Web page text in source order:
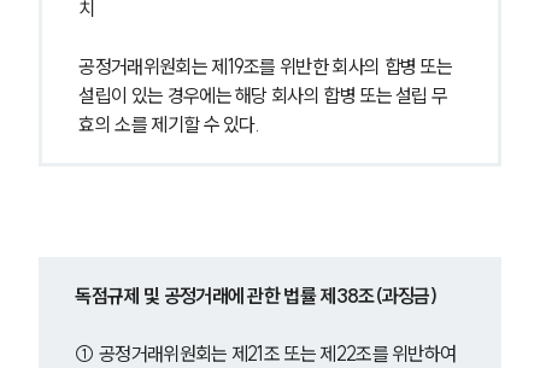
치
공정거래위원회는 제19조를 위반한 회사의 합병 또는
설립이 있는 경우에는 해당 회사의 합병 또는 설립 무
효의 소를 제기할 수 있다.
독점규제 및 공정거래에 관한 법률 제38조(과징금)
① 공정거래위원회는 제21조 또는 제22조를 위반하여